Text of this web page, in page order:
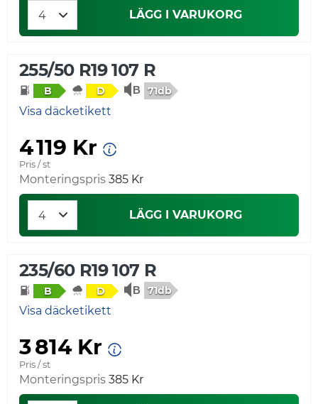
LÄGG I VARUKORG
255/50 R19 107 R
B D 71db
Visa däcketikett
4 119 Kr
Pris / st
Monteringspris 385 Kr
LÄGG I VARUKORG
235/60 R19 107 R
B D 71db
Visa däcketikett
3 814 Kr
Pris / st
Monteringspris 385 Kr